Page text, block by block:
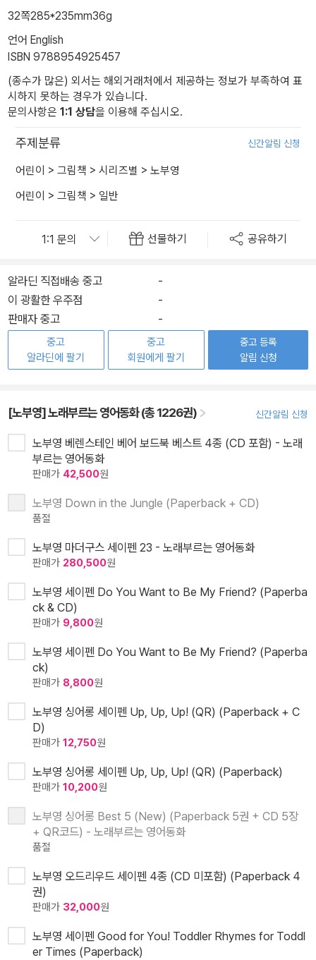
32쪽285*235mm36g
언어 English
ISBN 9788954925457
(종수가 많은) 외서는 해외거래처에서 제공하는 정보가 부족하여 표
시하지 못하는 경우가 있습니다.
문의사항은 1:1 상담을 이용해 주십시오.
주제분류 신간알림 신청
어린이 > 그림책 > 시리즈별 > 노부영
어린이 > 그림책 > 일반
선물하기 공유하기
알라딘 직접배송 중고
-
이 광활한 우주점
-
판매자 중고
-
중고
알라딘에 팔기
중고
회원에게 팔기
중고 등록
알림 신청
[노부영] 노래부르는 영어동화 (총 1226권) 신간알림 신청
노부영 베렌스테인 베어 보드북 베스트 4종 (CD 포함) - 노래
부르는 영어동화
판매가 42,500원
노부영 Down in the Jungle (Paperback + CD)
품절
노부영 마더구스 세이펜 23 - 노래부르는 영어동화
판매가 280,500원
노부영 세이펜 Do You Want to Be My Friend? (Paperba
ck & CD)
판매가 9,800원
노부영 세이펜 Do You Want to Be My Friend? (Paperba
ck)
판매가 8,800원
노부영 싱어롱 세이펜 Up, Up, Up! (QR) (Paperback + C
D)
판매가 12,750원
노부영 싱어롱 세이펜 Up, Up, Up! (QR) (Paperback)
판매가 10,200원
노부영 싱어롱 Best 5 (New) (Paperback 5권 + CD 5장
+ QR코드) - 노래부르는 영어동화
품절
노부영 오드리우드 세이펜 4종 (CD 미포함) (Paperback 4
권)
판매가 32,000원
노부영 세이펜 Good for You! Toddler Rhymes for Toddl
er Times (Paperback)